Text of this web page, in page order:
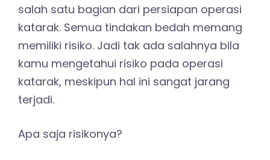
salah satu bagian dari persiapan operasi
katarak. Semua tindakan bedah memang
memiliki risiko. Jadi tak ada salahnya bila
kamu mengetahui risiko pada operasi
katarak, meskipun hal ini sangat jarang
terjadi.
Apa saja risikonya?